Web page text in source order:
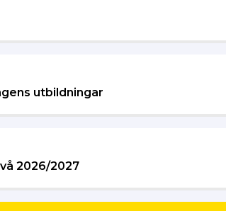
utbildningar
2026/2027